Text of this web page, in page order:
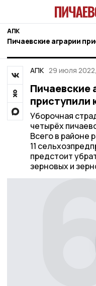
АПК
Пичаевские аграрии
АПК 29 июля
Пичаевские
приступили
Уборочная
четырёх
Всего в районе
11
предстоит
зерновых и